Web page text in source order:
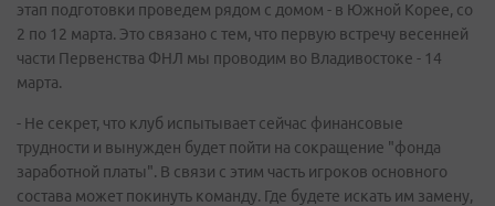
этап подготовки проведем рядом с домом - в Южной Корее, со
2 по 12 марта. Это связано с тем, что первую встречу весенней
части Первенства ФНЛ мы проводим во Владивостоке - 14
марта.
- Не секрет, что клуб испытывает сейчас финансовые
трудности и вынужден будет пойти на сокращение "фонда
заработной платы". В связи с этим часть игроков основного
состава может покинуть команду. Где будете искать им замену,